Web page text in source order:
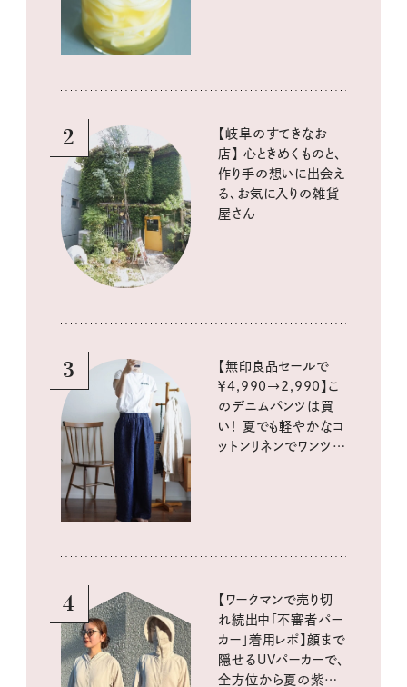
2
【岐阜のすてきなお
店】 心ときめくものと、
作り手の想いに出会え
る、お気に入りの雑貨
屋さん
3
【無印良品セールで
￥4,990→2,990】こ
のデニムパンツは買
い！ 夏でも軽やかなコ
ットンリネンでワンツー
4
【ワークマンで売り切
れ続出中「不審者パー
カー」着用レポ】顔まで
隠せるUVパーカーで、
全方位から夏の紫外